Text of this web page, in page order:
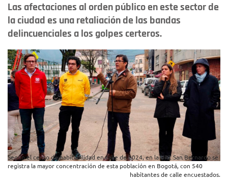
Las afectaciones al orden público en este sector de
la ciudad es una retaliación de las bandas
delincuenciales a los golpes certeros.
Según el censo de habitabilidad en calle de 2024, en la UPZ San Bernardo se
registra la mayor concentración de esta población en Bogotá, con 540
habitantes de calle encuestados.